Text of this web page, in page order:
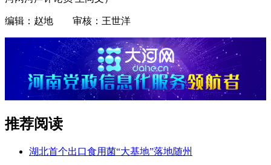
编辑：赵地 审核：王世洋
推荐阅读
湖北首个出口食用菌“大基地”落地随州